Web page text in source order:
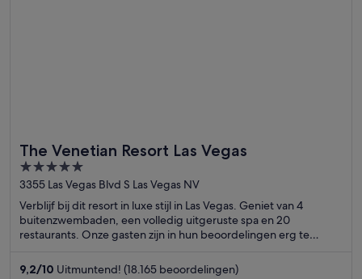
The Venetian Resort Las Vegas
5
out
of
5
3355 Las Vegas Blvd S Las Vegas NV
Verblijf bij dit resort in luxe stijl in Las Vegas. Geniet van 4
buitenzwembaden, een volledig uitgeruste spa en 20
restaurants. Onze gasten zijn in hun beoordelingen erg te
attracties The Venetian Casino en The Linq bevinden zich vlakbij.
9,2/10 Uitmuntend! (18.165 beoordelingen)